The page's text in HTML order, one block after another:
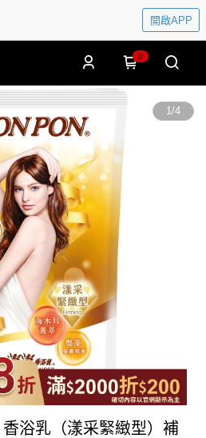
開啟APP
0
1/4
香浴乳（漾采緊緻型）補